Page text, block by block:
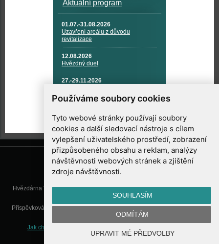
Používáme soubory cookies
Tyto webové stránky používají soubory
cookies a další sledovací nástroje s cílem
vylepšení uživatelského prostředí, zobrazení
přizpůsobeného obsahu a reklam, analýzy
návštěvnosti webových stránek a zjištění
zdroje návštěvnosti.
SOUHLASÍM
ODMÍTÁM
UPRAVIT MÉ PŘEDVOLBY
Aktuální program
01.07.-31.08.2026
Uzavření areálu z důvodu
revitalizace
12.08.2026
Hvězdný duel
27.-29.11.2026
TECHNIKA A KOSMICKÉ
TECHNOLOGIE
Hvězdárna Valašské Meziříčí, příspěvková organizace, Vsetínská 78, 757
01 Valašské Meziříčí
Příspěvková organizace Zlínského kraje. Telefon:571 611 928, Mobil:777
info@astrovm.cz
Jak chráníme Vaše osobní údaje
WebConsult.cz